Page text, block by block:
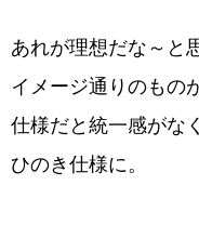
あれが理想だな～と
イメージ通りのもの
仕様だと統一感がな
ひのき仕様に。